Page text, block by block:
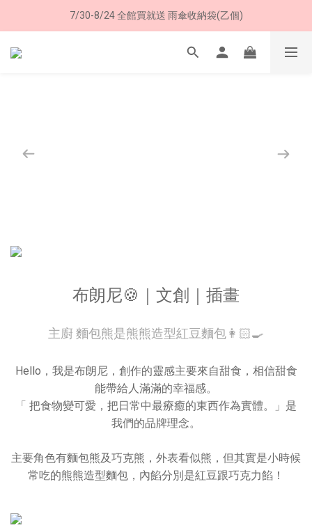
8/8 父親節限定 超商取貨免運費
7/30-8/24 全館買就送 雨傘收納袋(乙個)
8/8 父親節限定 超商取貨免運費
布朗尼🍪｜文創｜插畫
主廚 麵包熊是熊熊造型紅豆麵包👩🏻‍🍳
Hello，我是布朗尼，創作的靈感主要來自甜食，相信甜食
能帶給人滿滿的幸福感。
「 把食物變可愛，把日常中最療癒的東西作為實體。」是
我們的品牌理念。
主要角色有麵包熊及巧克熊，外表看似熊，但其實是小時候
常吃的熊熊造型麵包，內餡分別是紅豆跟巧克力餡！